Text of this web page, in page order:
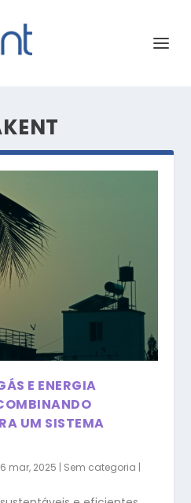
E ENERGIA
UM SISTEMA
mar, 2025 | Sem categoria |